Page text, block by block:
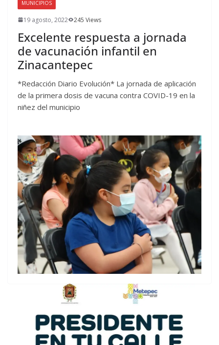
MUNICIPIOS
19 agosto, 2022 245 Views
Excelente respuesta a jornada
de vacunación infantil en
Zinacantepec
*Redacción Diario Evolución* La jornada de aplicación
de la primera dosis de vacuna contra COVID-19 en la
niñez del municipio